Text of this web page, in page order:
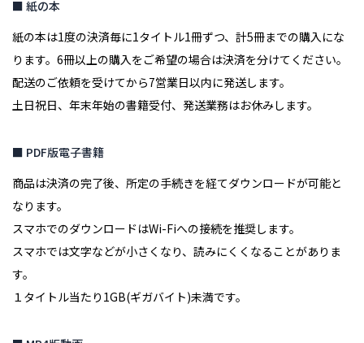
■ 紙の本
紙の本は1度の決済毎に1タイトル1冊ずつ、計5冊までの購入にな
ります。6冊以上の購入をご希望の場合は決済を分けてください。
配送のご依頼を受けてから7営業日以内に発送します。
土日祝日、年末年始の書籍受付、発送業務はお休みします。
■ PDF版電子書籍
商品は決済の完了後、所定の手続きを経てダウンロードが可能と
なります。
スマホでのダウンロードはWi-Fiへの接続を推奨します。
スマホでは文字などが小さくなり、読みにくくなることがありま
す。
１タイトル当たり1GB(ギガバイト)未満です。